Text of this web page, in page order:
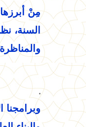
مِنْ
السنة،
والمناظرة…
وبرامجنا